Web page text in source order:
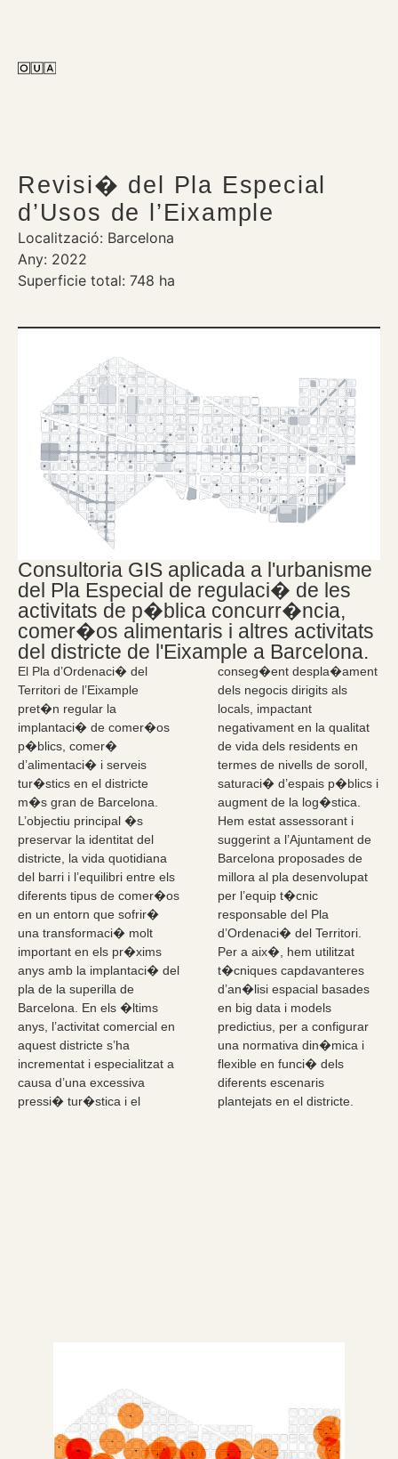
Revisi� del Pla Especial
d’Usos de l’Eixample
Localització: Barcelona
Any: 2022
Superficie total: 748 ha
Consultoria GIS aplicada a l'urbanisme
del Pla Especial de regulaci� de les
activitats de p�blica concurr�ncia,
comer�os alimentaris i altres activitats
del districte de l'Eixample a Barcelona.
El Pla d’Ordenaci� del
Territori de l’Eixample
pret�n regular la
implantaci� de comer�os
p�blics, comer�
d’alimentaci� i serveis
tur�stics en el districte
m�s gran de Barcelona.
L’objectiu principal �s
preservar la identitat del
districte, la vida quotidiana
del barri i l’equilibri entre els
diferents tipus de comer�os
en un entorn que sofrir�
una transformaci� molt
important en els pr�xims
anys amb la implantaci� del
pla de la superilla de
Barcelona. En els �ltims
anys, l’activitat comercial en
aquest districte s’ha
incrementat i especialitzat a
causa d’una excessiva
pressi� tur�stica i el
conseg�ent despla�ament
dels negocis dirigits als
locals, impactant
negativament en la qualitat
de vida dels residents en
termes de nivells de soroll,
saturaci� d’espais p�blics i
augment de la log�stica.
Hem estat assessorant i
suggerint a l’Ajuntament de
Barcelona proposades de
millora al pla desenvolupat
per l’equip t�cnic
responsable del Pla
d’Ordenaci� del Territori.
Per a aix�, hem utilitzat
t�cniques capdavanteres
d’an�lisi espacial basades
en big data i models
predictius, per a configurar
una normativa din�mica i
flexible en funci� dels
diferents escenaris
plantejats en el districte.